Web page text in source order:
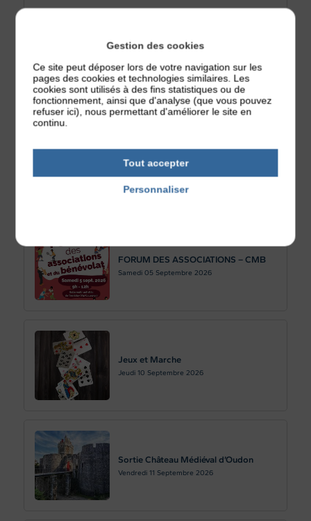
Jeudi 13 Août 2026
Sanglier à la broche
FORUM DES ASSOCIATIONS – CMB
Samedi 05 Septembre 2026
Jeux et Marche
Jeudi 10 Septembre 2026
Sortie Château Médiéval d’Oudon
Vendredi 11 Septembre 2026
Gestion des cookies
Ce site peut déposer lors de votre navigation sur les
pages des cookies et technologies similaires. Les
cookies sont utilisés à des fins statistiques ou de
fonctionnement, ainsi que d'analyse (que vous pouvez
refuser ici), nous permettant d'améliorer le site en
continu.
Tout accepter
Personnaliser